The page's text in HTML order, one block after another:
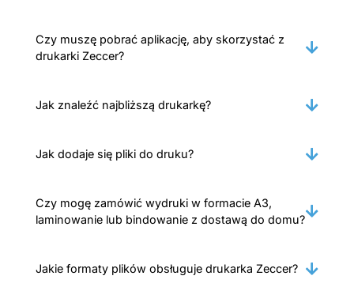
Czy muszę pobrać aplikację, aby skorzystać z
drukarki Zeccer?
Jak znaleźć najbliższą drukarkę?
Jak dodaje się pliki do druku?
Czy mogę zamówić wydruki w formacie A3,
laminowanie lub bindowanie z dostawą do domu?
Jakie formaty plików obsługuje drukarka Zeccer?